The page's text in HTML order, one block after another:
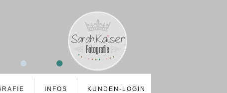
INFOS KUNDEN-LOGIN